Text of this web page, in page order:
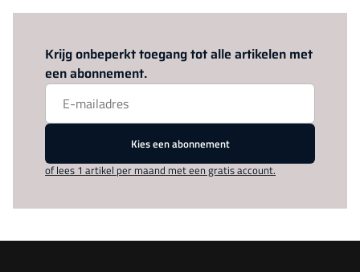
Krijg onbeperkt toegang tot alle artikelen met
een abonnement.
Kies een abonnement
of lees 1 artikel per maand met een gratis account.